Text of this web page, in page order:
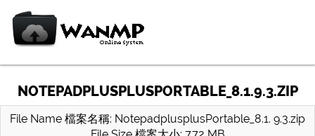
NOTEPADPLUSPLUSPORTABLE_8.1.9.3.ZIP
File Name 檔案名稱: NotepadplusplusPortable_8.1. 9.3.zip